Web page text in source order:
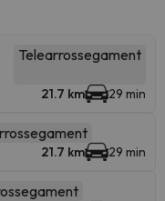
Telearrossegament
21.7 km 29 min
21.7 km 29 min